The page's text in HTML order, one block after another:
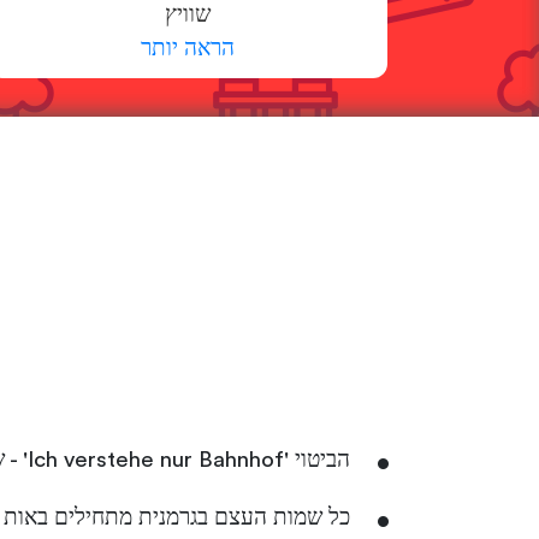
שוויץ
הראה יותר
הביטוי 'Ich verstehe nur Bahnhof' - שמשמעותו היא אני לא מבין את זה - מתורגם מילולית כ- 'אני מבין רק תחנת רכבת'.
כל שמות העצם בגרמנית מתחילים